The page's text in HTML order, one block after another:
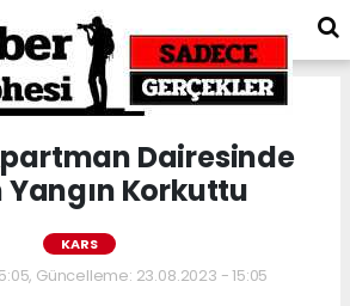
Dairesinde
Yangın Korkuttu
KARS
Güncelleme: 23.08.2023 - 15:05